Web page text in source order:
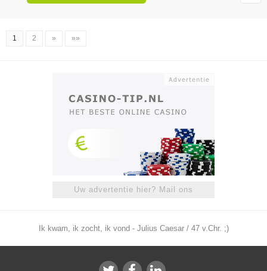
1 2 » »»
Uw advertentie hier? Mail ons
Ik kwam, ik zocht, ik vond - Julius Caesar / 47 v.Chr. ;)